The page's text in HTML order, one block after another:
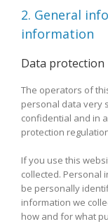
2. General
information
Data protection
The operators of
personal data very
confidential and in
protection
If you use this
collected. Personal
be personally
information we
how and for what